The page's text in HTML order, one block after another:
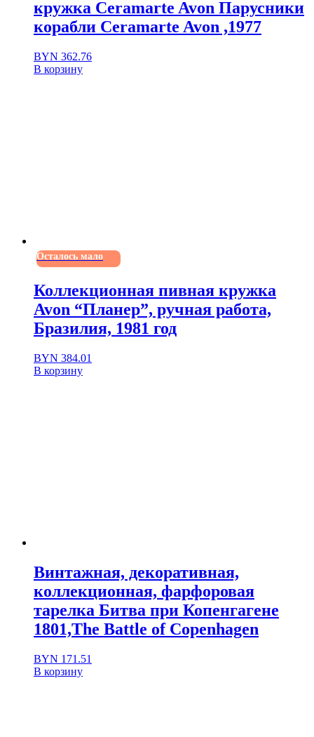
кружка Ceramarte Avon Парусники
корабли Ceramarte Avon ,1977
BYN 362.76
В корзину
Осталось мало
Коллекционная пивная кружка
Avon “Планер”, ручная работа,
Бразилия, 1981 год
BYN 384.01
В корзину
Винтажная, декоративная,
коллекционная, фарфоровая
тарелка Битва при Копенгагене
1801,The Battle of Copenhagen
BYN 171.51
В корзину